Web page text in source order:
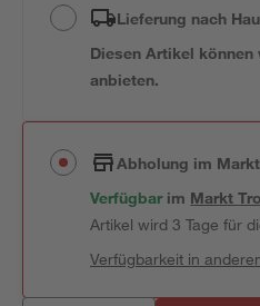
Lieferung nach
Diesen Artikel
anbieten.
Abholung im Markt
Verfügbar im Markt
Artikel wird 3 Tage für
Verfügbarkeit in